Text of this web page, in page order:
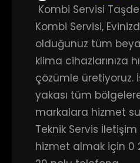
Kombi Servisi
Kombi Servisi,
olduğunuz tüm
klima cihazlarınıza
çözümle üretiyoruz.
yakası tüm
markalara hizmet
Teknik Servis
hizmet almak için 0